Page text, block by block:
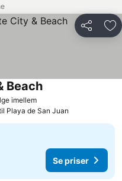
Del
imellem
Beach
Playa de San Juan
Se priser